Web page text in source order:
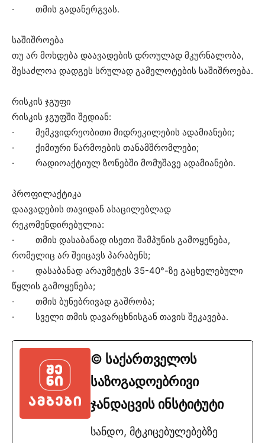
· თმის გადანერგვას.
საშიშროება
თუ არ მოხდება დაავადების დროულად მკურნალობა,
შესაძლოა დადგეს სრულად გამელოტების საშიშროება.
რისკის ჯგუფი
რისკის ჯგუფში შედიან:
· მემკვიდრეობითი მიდრეკილების ადამიანები;
· ქიმიური წარმოების თანამშრომლები;
· რადიოაქტიულ ზონებში მომუშავე ადამიანები.
პროფილაქტიკა
დაავადების თავიდან ასაცილებლად
რეკომენდირებულია:
· თმის დასაბანად ისეთი შამპუნის გამოყენება,
რომელიც არ შეიცავს პარაბენს;
· დასაბანად არაუმეტეს 35-40°-ზე გაცხელებული
წყლის გამოყენება;
· თმის ბუნებრივად გაშრობა;
· სველი თმის დავარცხნისგან თავის შეკავება.
© საქართველოს
საზოგადოებრივი
ჯანდაცვის ინსტიტუტი
სანდო, მტკიცებულებებზე